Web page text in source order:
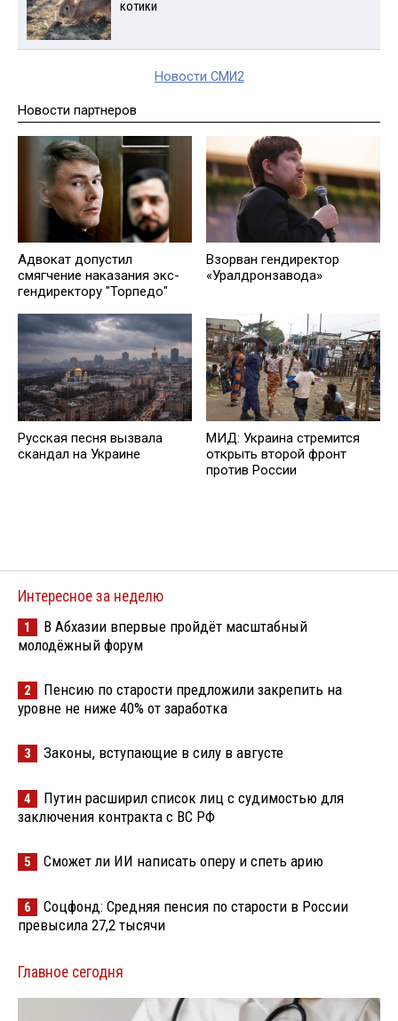
котики
Новости СМИ2
Новости партнеров
Адвокат допустил
смягчение наказания экс-
гендиректору "Торпедо"
Взорван гендиректор
«Уралдронзавода»
Русская песня вызвала
скандал на Украине
МИД: Украина стремится
открыть второй фронт
против России
Интересное за неделю
1
В Абхазии впервые пройдёт масштабный
молодёжный форум
2
Пенсию по старости предложили закрепить на
уровне не ниже 40% от заработка
3 Законы, вступающие в силу в августе
4
Путин расширил список лиц с судимостью для
заключения контракта с ВС РФ
5 Сможет ли ИИ написать оперу и спеть арию
6
Соцфонд: Средняя пенсия по старости в России
превысила 27,2 тысячи
Главное сегодня